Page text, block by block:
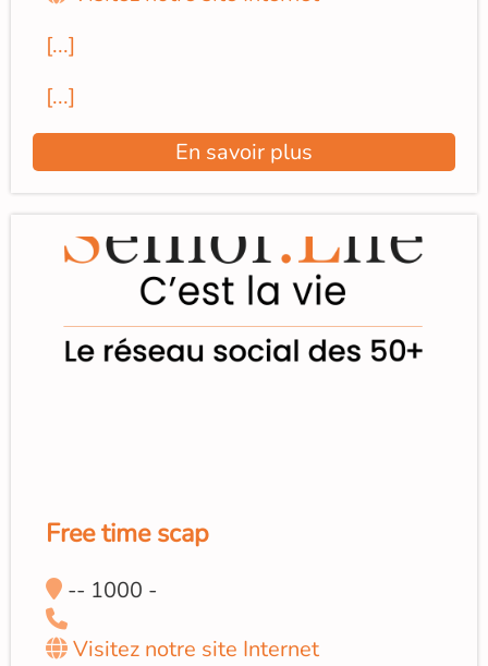
[...]
[...]
En savoir plus
Free time scap
-- 1000 -
Visitez notre site Internet